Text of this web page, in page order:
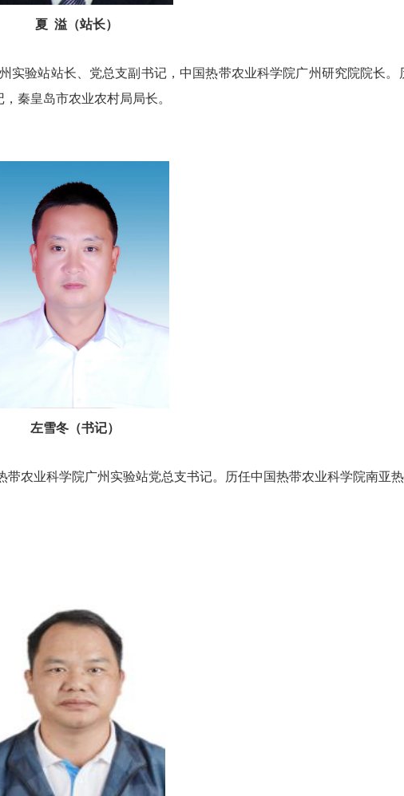
夏 溢（站长）
验站站长、党总支副书记，中国热带农业科学院广州研究院院长
秦皇岛市农业农村局局长。
左雪冬（书记）
农业科学院广州实验站党总支书记。历任中国热带农业科学院南亚